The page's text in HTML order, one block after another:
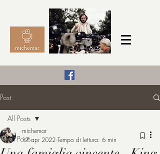
michemar
Post
All Posts
All Posts
michemar
17 apr 2022 Tempo di lettura: 6 min